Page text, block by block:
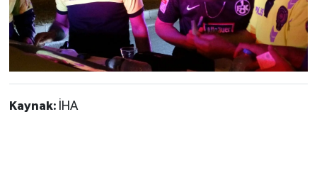
Kaynak: İHA